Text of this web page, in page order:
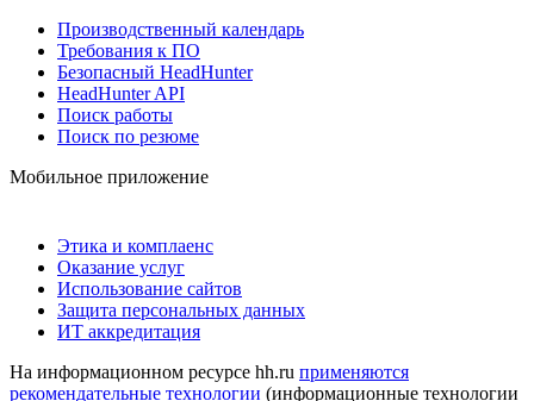
Производственный календарь
Требования к ПО
Безопасный HeadHunter
HeadHunter API
Поиск работы
Поиск по резюме
Мобильное приложение
Этика и комплаенс
Оказание услуг
Использование сайтов
Защита персональных данных
ИТ аккредитация
На информационном ресурсе hh.ru применяются
рекомендательные технологии (информационные технологии